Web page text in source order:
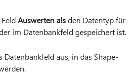
Auswerten alsden Datentyp für
im Datenbankfeld gespeichert ist.
Datenbankfeld aus, in das Shape-